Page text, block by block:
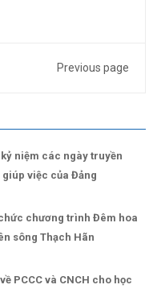
Previous page
niệm các ngày truyền
việc của Đảng
chương trình Đêm hoa
sông Thạch Hãn
PCCC và CNCH cho học